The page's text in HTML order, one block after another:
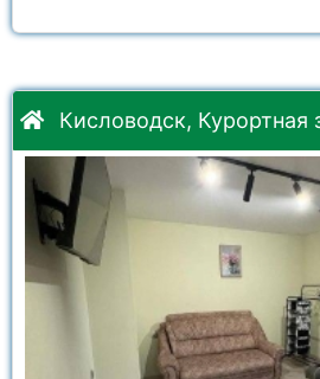
Кисловодск, Курортная